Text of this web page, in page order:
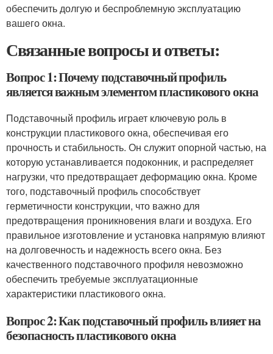
обеспечить долгую и беспроблемную эксплуатацию
вашего окна.
Связанные вопросы и ответы:
Вопрос 1: Почему подставочный профиль
является важным элементом пластикового окна
Подставочный профиль играет ключевую роль в
конструкции пластикового окна, обеспечивая его
прочность и стабильность. Он служит опорной частью, на
которую устанавливается подоконник, и распределяет
нагрузки, что предотвращает деформацию окна. Кроме
того, подставочный профиль способствует
герметичности конструкции, что важно для
предотвращения проникновения влаги и воздуха. Его
правильное изготовление и установка напрямую влияют
на долговечность и надежность всего окна. Без
качественного подставочного профиля невозможно
обеспечить требуемые эксплуатационные
характеристики пластикового окна.
Вопрос 2: Как подставочный профиль влияет на
безопасность пластикового окна